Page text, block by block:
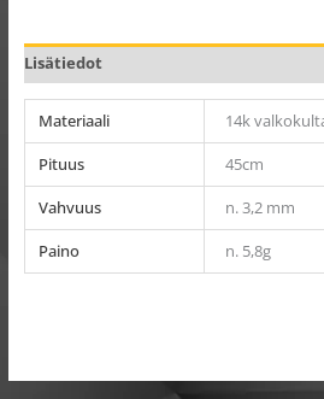
Lisätiedot
Materiaali
14k
Pituus
45cm
Vahvuus
n. 3,2 mm
Paino
n. 5,8g